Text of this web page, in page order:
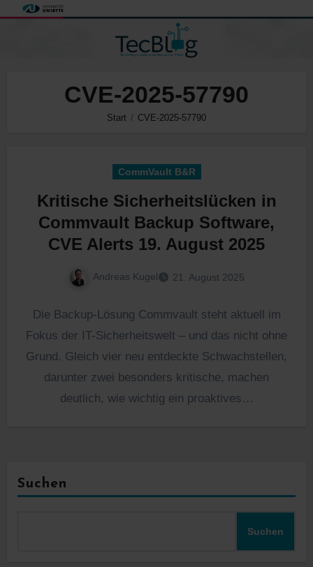
CVE-2025-57790
Start CVE-2025-57790
CommVault B&R
Kritische Sicherheitslücken in
Commvault Backup Software,
CVE Alerts 19. August 2025
Andreas Kugel 21. August 2025
Die Backup-Lösung Commvault steht aktuell im
Fokus der IT-Sicherheitswelt – und das nicht ohne
Grund. Gleich vier neu entdeckte Schwachstellen,
darunter zwei besonders kritische, machen
deutlich, wie wichtig ein proaktives…
Suchen
Suchen